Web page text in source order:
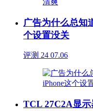
广告为什么总知
个设置没关
评测 24 07.06
TCL 27C2A显示